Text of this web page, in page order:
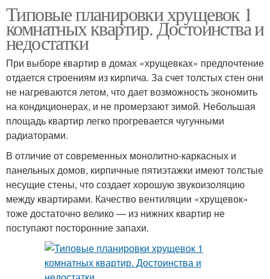
Типовые планировки хрущевок 1
комнатных квартир. Достоинства и
недостатки
При выборе квартир в домах «хрущевках» предпочтение
отдается строениям из кирпича. За счет толстых стен они
не нагреваются летом, что дает возможность экономить
на кондиционерах, и не промерзают зимой. Небольшая
площадь квартир легко прогревается чугунными
радиаторами.
В отличие от современных монолитно-каркасных и
панельных домов, кирпичные пятиэтажки имеют толстые
несущие стены, что создает хорошую звукоизоляцию
между квартирами. Качество вентиляции «хрущевок»
тоже достаточно велико — из нижних квартир не
поступают посторонние запахи.